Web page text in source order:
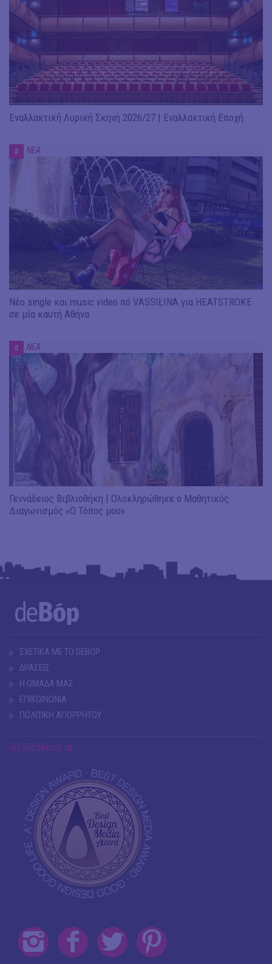
Εναλλακτική Λυρική Σκηνή 2026/27 | Εναλλακτική Εποχή
# ΝΕΑ
Νέο single και music video πό VASSIŁINA για HEATSTROKE
σε μία καυτή Αθήνα
# ΝΕΑ
Γεννάδειος Βιβλιοθήκη | Ολοκληρώθηκε ο Μαθητικός
Διαγωνισμός «Ο Τόπος μου»
ΣΧΕΤΙΚΑ ΜΕ ΤΟ DEBOP
ΔΡΑΣΕΙΣ
Η ΟΜΑΔΑ ΜΑΣ
ΕΠΙΚΟΙΝΩΝΙΑ
ΠΟΛΙΤΙΚΗ ΑΠΟΡΡΗΤΟΥ
info@debop.gr